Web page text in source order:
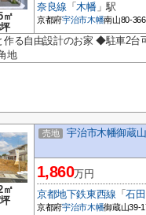
㎡
奈良線 「木幡 」駅
京都府宇治市木幡南山80-366
る自由設計のお家 ◆駐車2
地
㎡
売地 宇治市木幡御
1,860万円
京都地下鉄東西線 「石田
京都府宇治市木幡御蔵山39-